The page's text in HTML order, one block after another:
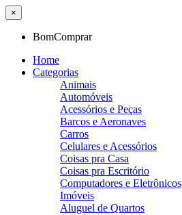
×
BomComprar
Home
Categorias
Animais
Automóveis
Acessórios e Peças
Barcos e Aeronaves
Carros
Celulares e Acessórios
Coisas pra Casa
Coisas pra Escritório
Computadores e Eletrônicos
Imóveis
Aluguel de Quartos